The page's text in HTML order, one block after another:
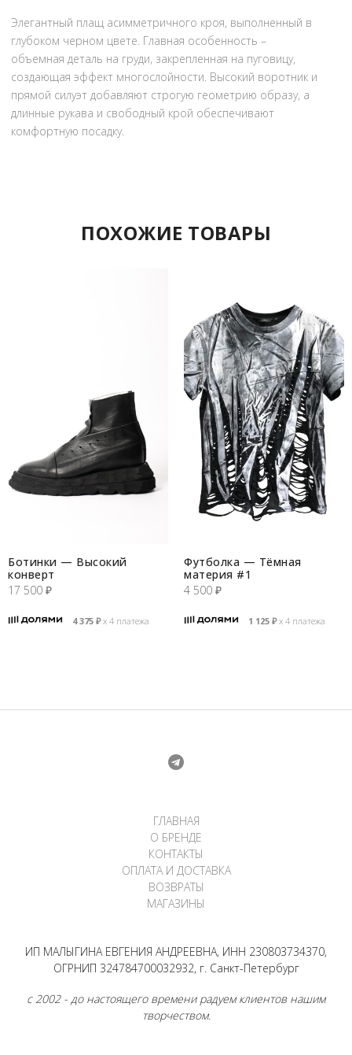
Элегантный плащ асимметричного кроя, выполненный в
глубоком черном цвете. Главная особенность –
объемная деталь на груди, закрепленная на пуговицу,
создающая эффект многослойности. Высокий воротник и
прямой силуэт добавляют строгую геометрию образу, а
длинные рукава и свободный крой обеспечивают
комфортную посадку.
ПОХОЖИЕ ТОВАРЫ
Ботинки — Высокий
конверт
17 500 ₽
4 375 ₽х 4 платежа
Футболка — Тёмная
материя #1
4 500 ₽
1 125 ₽х 4 платежа
ГЛАВНАЯ
О БРЕНДЕ
КОНТАКТЫ
ОПЛАТА И ДОСТАВКА
ВОЗВРАТЫ
МАГАЗИНЫ
ИП МАЛЫГИНА ЕВГЕНИЯ АНДРЕЕВНА, ИНН 230803734370,
ОГРНИП 324784700032932, г. Санкт-Петербург
с 2002 - до настоящего времени радуем клиентов нашим
творчеством.